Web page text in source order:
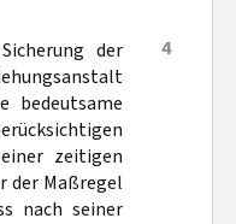
4
der
bedeutsame
zeitigen
der Maßregel
nach seiner